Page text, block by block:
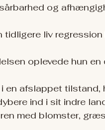
og
tidligere liv
oplevede hun
en afslappet
ind i sit indre
med blomster,